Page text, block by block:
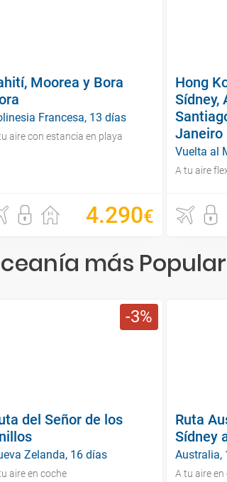
Moorea y Bora
Francesa, 13 días
aire con estancia en playa
4.290€
Hong
Sídney,
Janeiro
Vuelta al
A tu aire
más
3
del Señor de los
Zelanda, 16 días
aire en coche
Ruta
Sídney
Australia,
A tu aire en